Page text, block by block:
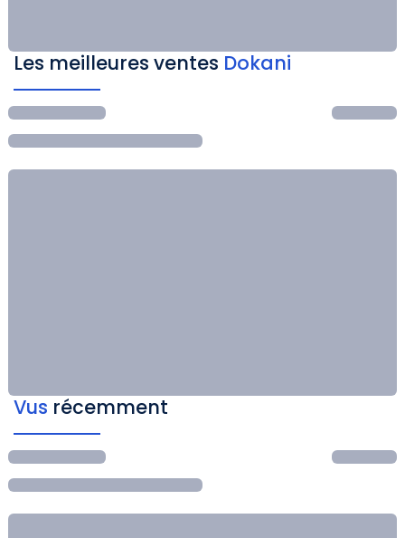
Les meilleures ventes Dokani
Vus récemment